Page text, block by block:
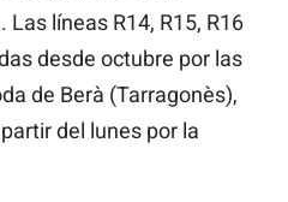
líneas R14, R15, R16
desde octubre por las
de Berà (Tarragonès),
del lunes por la